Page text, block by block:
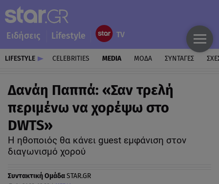
Ειδήσεις Lifestyle
LIFESTYLE CELEBRITIES MEDIA ΜΟΔΑ ΣΥΝΤΑΓΕΣ
Δανάη Παππά: «Σαν τρελή
περιμένω να χορέψω στο
DWTS»
Η ηθοποιός θα κάνει guest εμφάνιση στον
διαγωνισμό χορού
Συντακτική ΟμάδαSTAR.GR